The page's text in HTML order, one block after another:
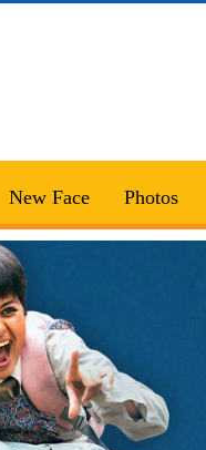
New Face Photos